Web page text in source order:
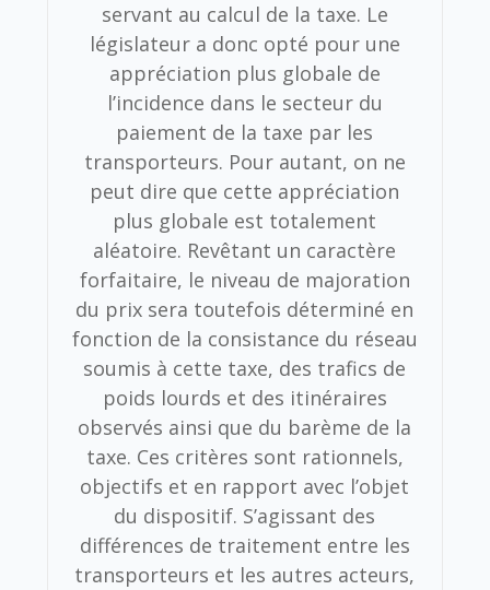
servant au calcul de la taxe. Le
législateur a donc opté pour une
appréciation plus globale de
l’incidence dans le secteur du
paiement de la taxe par les
transporteurs. Pour autant, on ne
peut dire que cette appréciation
plus globale est totalement
aléatoire. Revêtant un caractère
forfaitaire, le niveau de majoration
du prix sera toutefois déterminé en
fonction de la consistance du réseau
soumis à cette taxe, des trafics de
poids lourds et des itinéraires
observés ainsi que du barème de la
taxe. Ces critères sont rationnels,
objectifs et en rapport avec l’objet
du dispositif. S’agissant des
différences de traitement entre les
transporteurs et les autres acteurs,